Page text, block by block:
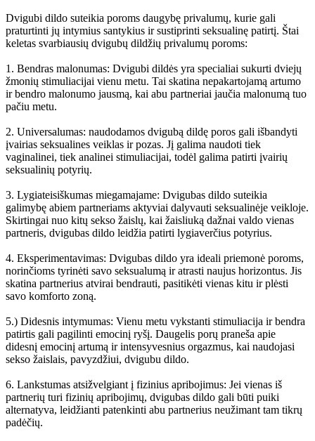
Dvigubi dildo suteikia poroms daugybę privalumų, kurie gali
praturtinti jų intymius santykius ir sustiprinti seksualinę patirtį. Štai
keletas svarbiausių dvigubų dildžių privalumų poroms:
1. Bendras malonumas: Dvigubi dildės yra specialiai sukurti dviejų
žmonių stimuliacijai vienu metu. Tai skatina nepakartojamą artumo
ir bendro malonumo jausmą, kai abu partneriai jaučia malonumą tuo
pačiu metu.
2. Universalumas: naudodamos dvigubą dildę poros gali išbandyti
įvairias seksualines veiklas ir pozas. Jį galima naudoti tiek
vaginalinei, tiek analinei stimuliacijai, todėl galima patirti įvairių
seksualinių potyrių.
3. Lygiateisiškumas miegamajame: Dvigubas dildo suteikia
galimybę abiem partneriams aktyviai dalyvauti seksualinėje veikloje.
Skirtingai nuo kitų sekso žaislų, kai žaisliuką dažnai valdo vienas
partneris, dvigubas dildo leidžia patirti lygiaverčius potyrius.
4. Eksperimentavimas: Dvigubas dildo yra ideali priemonė poroms,
norinčioms tyrinėti savo seksualumą ir atrasti naujus horizontus. Jis
skatina partnerius atvirai bendrauti, pasitikėti vienas kitu ir plėsti
savo komforto zoną.
5.) Didesnis intymumas: Vienu metu vykstanti stimuliacija ir bendra
patirtis gali pagilinti emocinį ryšį. Daugelis porų praneša apie
didesnį emocinį artumą ir intensyvesnius orgazmus, kai naudojasi
sekso žaislais, pavyzdžiui, dvigubu dildo.
6. Lankstumas atsižvelgiant į fizinius apribojimus: Jei vienas iš
partnerių turi fizinių apribojimų, dvigubas dildo gali būti puiki
alternatyva, leidžianti patenkinti abu partnerius neužimant tam tikrų
padėčių.